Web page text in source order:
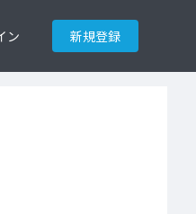
ン 新規登録